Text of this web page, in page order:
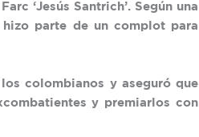
‘Jesús Santrich’. Según una
parte de un complot para
colombianos y aseguró que
y premiarlos con